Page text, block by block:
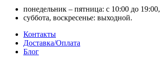
понедельник – пятница: с 10:00 до 19:00,
суббота, воскресенье: выходной.
Контакты
Доставка/Оплата
Блог